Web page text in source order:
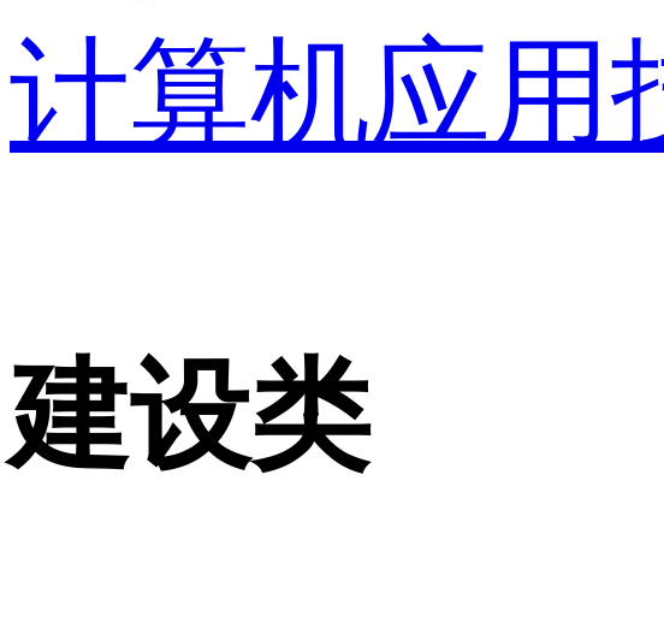
计算机应用
建设类